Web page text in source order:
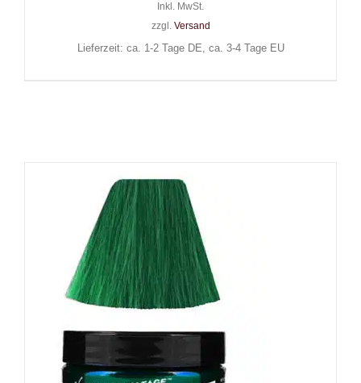
Inkl. MwSt.
zzgl. Versand
Lieferzeit: ca. 1-2 Tage DE, ca. 3-4 Tage EU